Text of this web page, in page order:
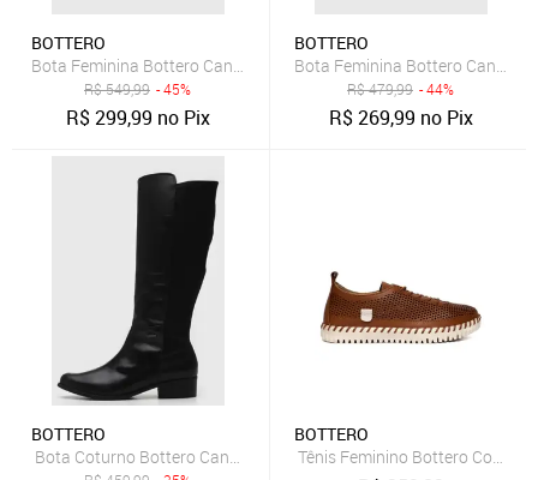
BOTTERO
Bota Feminina Bottero Cano Baixo Salto Médio Preta
R$549,99 - 45%
R$299,99 no Pix
BOTTERO
Bota Feminina Bottero Cano
R$479,99 - 44%
R$269,99 no Pix
BOTTERO
Bota Coturno Bottero Cano Baixo Preta
BOTTERO
Tênis Feminino Bottero Couro